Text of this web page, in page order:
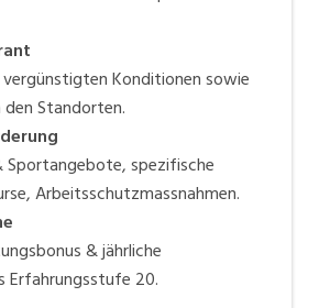
Konditionen sowie
Standorten.
Sportangebote, spezifische
Arbeitsschutzmassnahmen.
& jährliche
Erfahrungsstufe 20.